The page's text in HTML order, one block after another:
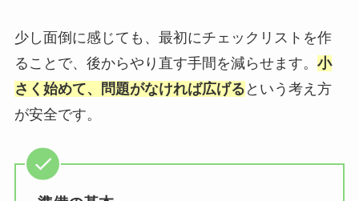
少し面倒に感じても、最初にチェックリストを作
ることで、後からやり直す手間を減らせます。 小
さく始めて、問題がなければ広げる という考え方
が安全です。